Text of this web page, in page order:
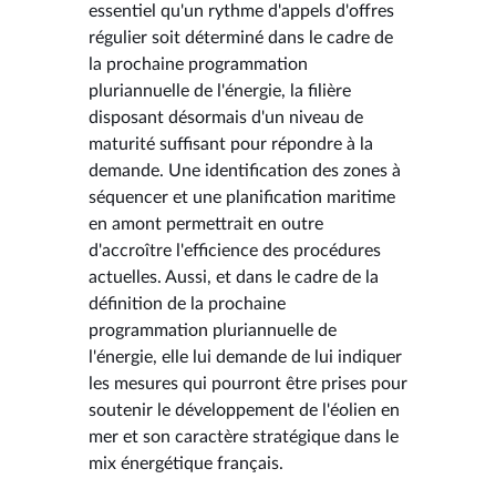
essentiel qu'un rythme d'appels d'offres
régulier soit déterminé dans le cadre de
la prochaine programmation
pluriannuelle de l'énergie, la filière
disposant désormais d'un niveau de
maturité suffisant pour répondre à la
demande. Une identification des zones à
séquencer et une planification maritime
en amont permettrait en outre
d'accroître l'efficience des procédures
actuelles. Aussi, et dans le cadre de la
définition de la prochaine
programmation pluriannuelle de
l'énergie, elle lui demande de lui indiquer
les mesures qui pourront être prises pour
soutenir le développement de l'éolien en
mer et son caractère stratégique dans le
mix énergétique français.